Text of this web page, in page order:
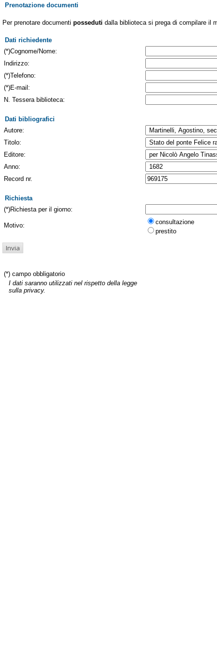
Prenotazione documenti
Per prenotare documenti posseduti dalla biblioteca si prega di compilare il
Dati richiedente
(*)Cognome/Nome:
Indirizzo:
(*)Telefono:
(*)E-mail:
N. Tessera biblioteca:
Dati bibliografici
Autore:
Titolo:
Editore:
Anno:
Record nr.
Richiesta
(*)Richiesta per il giorno:
Motivo:
consultazione
prestito
(*) campo obbligatorio
I dati saranno utilizzati nel rispetto della legge
sulla privacy.